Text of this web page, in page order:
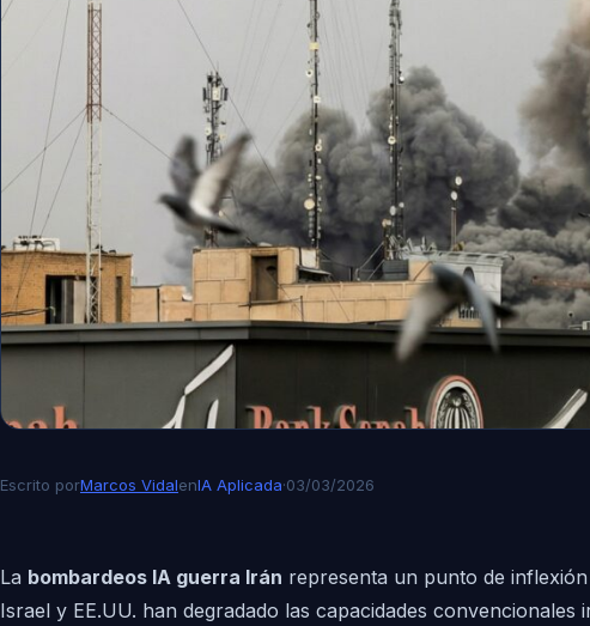
Escrito porMarcos VidalenIA Aplicada·03/03/2026
La bombardeos IA guerra Irán representa un punto de
Israel y EE.UU. han degradado las capacidades